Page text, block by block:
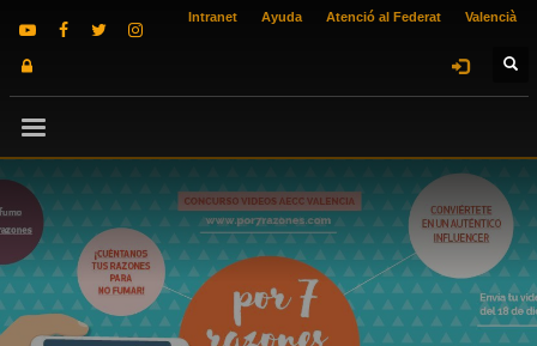
Intranet Ayuda Atenció al Federat Valencià